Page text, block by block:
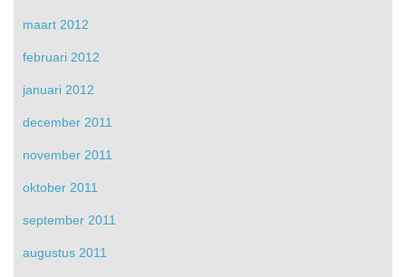
maart 2012
februari 2012
januari 2012
december 2011
november 2011
oktober 2011
september 2011
augustus 2011